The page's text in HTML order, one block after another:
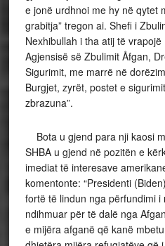
e jonë urdhnoi me hy në qytet
grabitja” tregon ai. Shefi i
Nexhibullah i tha atij të
Agjensisë së Zbulimit Åfgan,
Sigurimit, me marrë në
Burgjet, zyrët, postet e
zbrazuna”.
Bota u gjend para nji kaosi
SHBA u gjend në pozitën e
imediat të interesave
komentonte: “Presidenti
fortë të lindun nga përfundimi i
ndihmuar për të dalë nga
e mijëra afganë që kanë